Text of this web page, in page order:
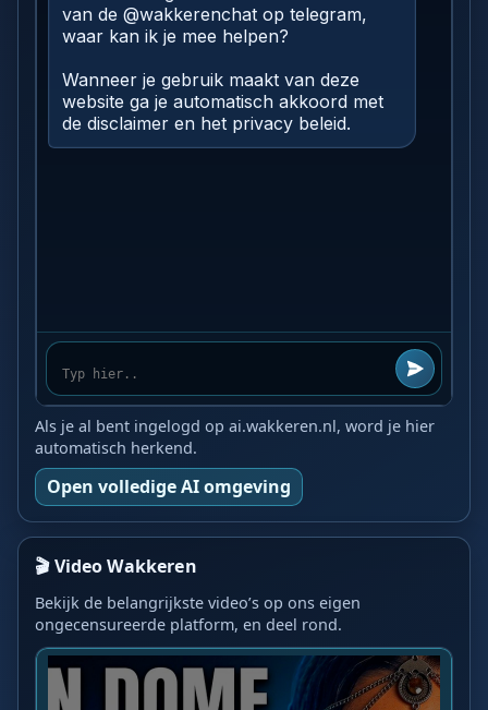
Als je al bent ingelogd op ai.wakkeren.nl, word je hier
automatisch herkend.
Open volledige AI omgeving
🎬 Video Wakkeren
Bekijk de belangrijkste video’s op ons eigen
ongecensureerde platform, en deel rond.